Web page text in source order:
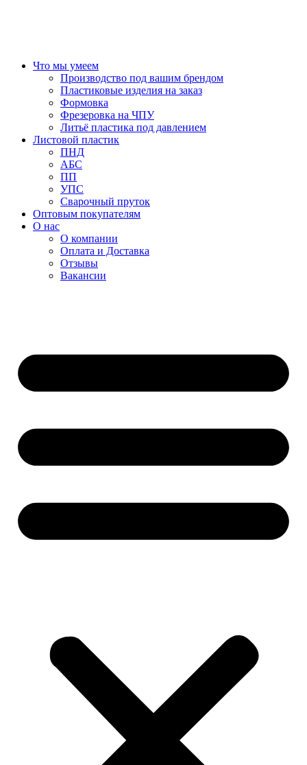
Что мы умеем
Производство под вашим брендом
Пластиковые изделия на заказ
Формовка
Фрезеровка на ЧПУ
Литьё пластика под давлением
Листовой пластик
ПНД
АБС
ПП
УПС
Сварочный пруток
Оптовым покупателям
О нас
О компании
Оплата и Доставка
Отзывы
Вакансии